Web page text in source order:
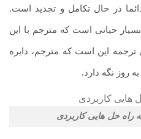
در حال تکامل و تجدید است.
حیاتی است که مترجم با این
این است که مترجم، دایره
روز نگه دارد.
راه ‌حل ‌هایی کاربردی